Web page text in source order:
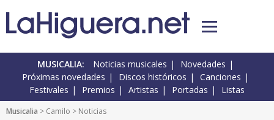
MUSICALIA: Noticias musicales
Novedades
Próximas novedades
Discos históricos
Canciones
Festivales
Premios Artistas Portadas Listas
Musicalia > Camilo > Noticias